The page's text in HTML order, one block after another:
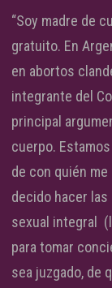
“Soy madre de
gratuito. En
en abortos
integrante del
principal
cuerpo.
de con quién
decido hacer
sexual integral
para tomar
sea juzgado, de